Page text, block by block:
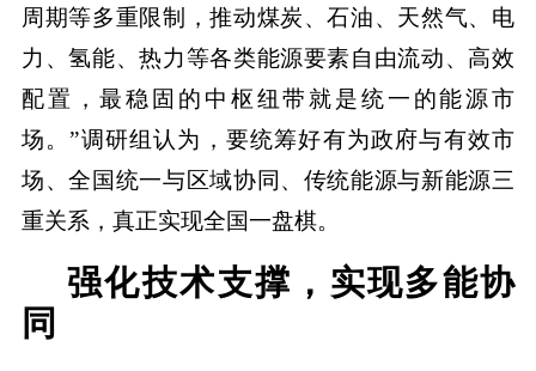
周期等多重限制，推动煤炭、石油、天然气、电
力、氢能、热力等各类能源要素自由流动、高效
配置，最稳固的中枢纽带就是统一的能源市
场。”调研组认为，要统筹好有为政府与有效市
场、全国统一与区域协同、传统能源与新能源三
重关系，真正实现全国一盘棋。
强化技术支撑，实现多能协
同